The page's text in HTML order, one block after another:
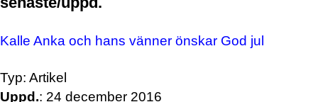
Kalle Anka och hans vänner önskar God jul
Typ: Artikel
Uppd.: 24 december 2016